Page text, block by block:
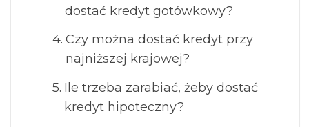
dostać kredyt gotówkowy?
Czy można dostać kredyt przy
najniższej krajowej?
Ile trzeba zarabiać, żeby dostać
kredyt hipoteczny?